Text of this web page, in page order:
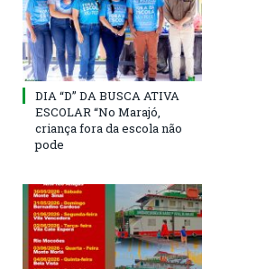
DIA “D” DA BUSCA ATIVA
ESCOLAR “No Marajó,
criança fora da escola não
pode